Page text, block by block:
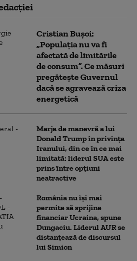
Cristian Bușoi:
„Populația nu va fi
afectată de limitările
de consum”. Ce măsuri
pregătește Guvernul
dacă se agravează criza
energetică
Marja de manevră a lui
Donald Trump în privința
Iranului, din ce în ce mai
limitată: liderul SUA este
prins între opțiuni
neatractive
România nu își mai
permite să sprijine
financiar Ucraina, spune
Dungaciu. Liderul AUR se
distanțează de discursul
lui Simion